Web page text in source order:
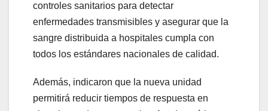
controles sanitarios para detectar
enfermedades transmisibles y asegurar que la
sangre distribuida a hospitales cumpla con
todos los estándares nacionales de calidad.
Además, indicaron que la nueva unidad
permitirá reducir tiempos de respuesta en